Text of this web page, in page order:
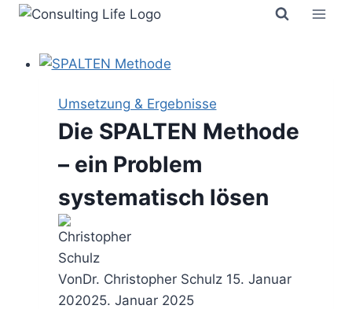
Zum
springen
Umsetzung & Ergebnisse
Die SPALTEN Methode
– ein Problem
systematisch lösen
VonDr. Christopher Schulz 15. Januar
202025. Januar 2025